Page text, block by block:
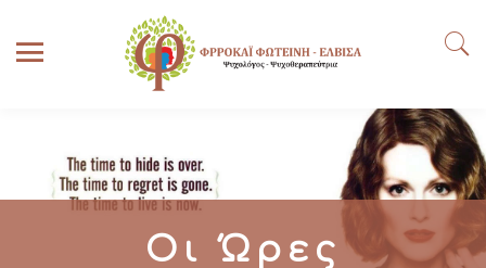
Οι Ώρες